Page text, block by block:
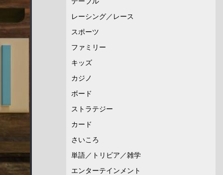
レーシング／レース
スポーツ
ファミリー
キッズ
カジノ
ボード
ストラテジー
カード
さいころ
単語／トリビア／雑学
エンターテインメント